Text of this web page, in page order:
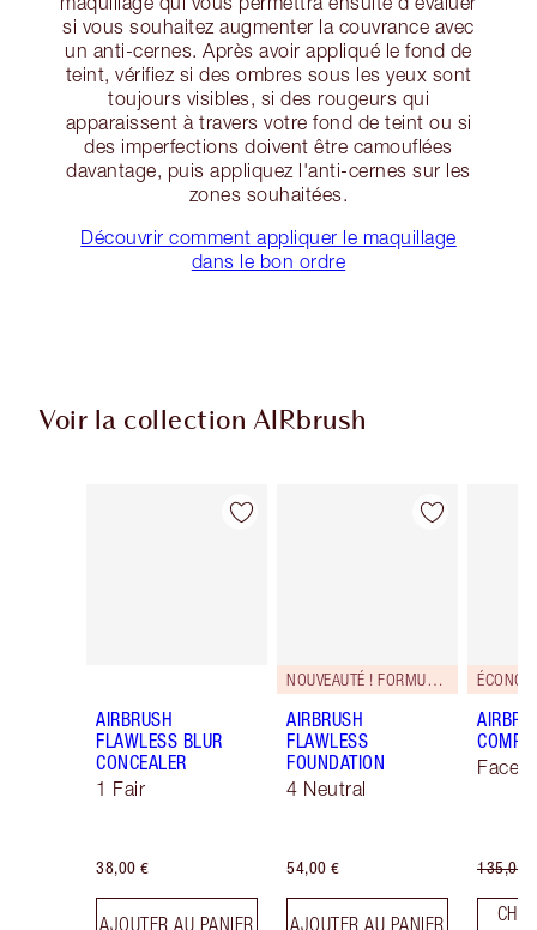
si vous souhaitez augmenter la couvrance avec
un anti-cernes. Après avoir appliqué le fond de
teint, vérifiez si des ombres sous les yeux sont
toujours visibles, si des rougeurs qui
apparaissent à travers votre fond de teint ou si
des imperfections doivent être camouflées
davantage, puis appliquez l'anti-cernes sur les
zones souhaitées.
Découvrir comment appliquer le maquillage
dans le bon ordre
Voir la collection AIRbrush
Article 1 sur 48
AIRBRUSH
FLAWLESS BLUR
CONCEALER
1 Fair
38,00 €
AJOUTER AU PANIER
Article 2 sur 48
NOUVEAUTÉ ! FORMULE ZÉRO DÉFAUT
AIRBRUSH
FLAWLESS
FOUNDATION
4 Neutral
54,00 €
AJOUTER AU PANIER
Face
135,00